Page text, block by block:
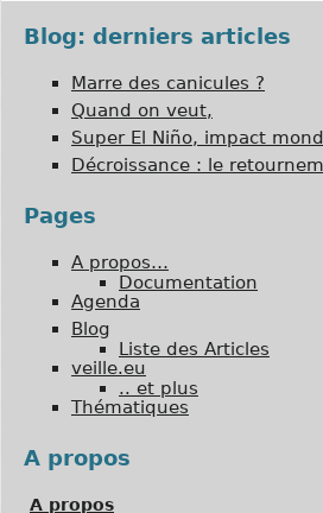
Blog: derniers articles
Marre des canicules ?
Quand on veut,
Super El Niño, impact
Décroissance : le
Pages
A propos…
Documentation
Agenda
Blog
Liste des Articles
veille.eu
.. et plus
Thématiques
A propos
A propos